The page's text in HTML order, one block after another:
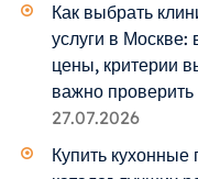
Как выбрать
услуги в Москве:
цены, критерии
важно проверить
27.07.2026
Купить кухонные